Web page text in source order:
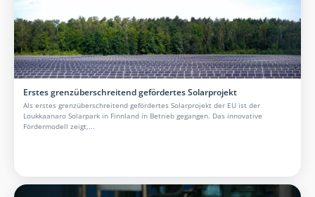
Erstes grenzüberschreitend gefördertes Solarprojekt
Als erstes grenzüberschreitend gefördertes Solarprojekt der EU ist der
Loukkaanaro Solarpark in Finnland in Betrieb gegangen. Das innovative
Fördermodell zeigt,...